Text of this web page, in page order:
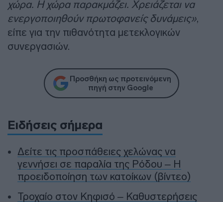
χώρα. Η χώρα παρακμάζει. Χρειάζεται να
ενεργοποιηθούν πρωτοφανείς δυνάμεις»,
είπε για την πιθανότητα μετεκλογικών
συνεργασιών.
Προσθήκη ως προτεινόμενη
πηγή στην Google
Ειδήσεις σήμερα
Δείτε τις προσπάθειες χελώνας να
γεννήσει σε παραλία της Ρόδου – Η
προειδοποίηση των κατοίκων (βίντεο)
Τροχαίο στον Κηφισό – Καθυστερήσεις